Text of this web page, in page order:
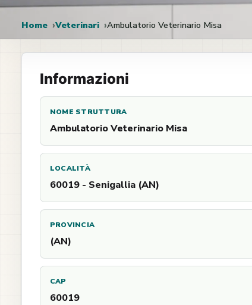
Home Veterinari Ambulatorio Veterinario Misa
Informazioni
NOME STRUTTURA
Ambulatorio Veterinario Misa
LOCALITÀ
60019 - Senigallia (AN)
PROVINCIA
(AN)
CAP
60019